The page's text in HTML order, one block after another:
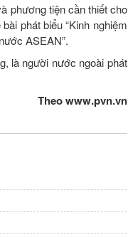
phương tiện cần thiết cho
phát biểu “Kinh nghiệm
ASEAN”.
là người nước ngoài phát
Theo www.pvn.vn